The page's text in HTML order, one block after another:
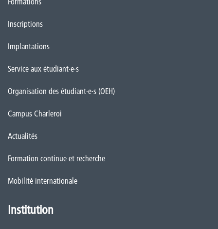
Inscriptions
Implantations
Service aux étudiant·e·s
Organisation des étudiant·e·s (OEH)
Campus Charleroi
Actualités
Formation continue et recherche
Mobilité internationale
Institution